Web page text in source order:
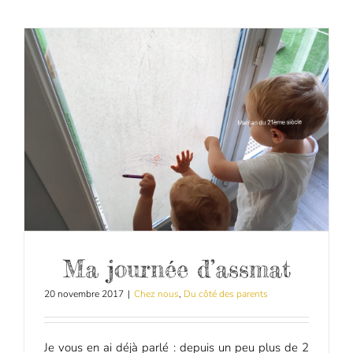
Ma journée d’assmat
20 novembre 2017 | Chez nous, Du côté des parents
Je vous en ai déjà parlé : depuis un peu plus de 2